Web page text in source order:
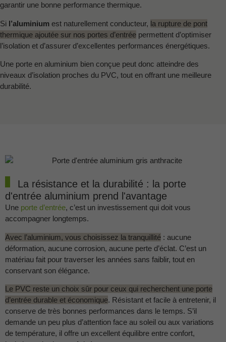
garantir une bonne performance thermique.
Si l’aluminium est naturellement conducteur, la rupture de pont
thermique ajoutée sur nos portes d’entrée permettent d’optimiser
l’isolation et d’assurer d’excellentes performances énergétiques.
Une porte en aluminium bien conçue peut donc atteindre des
niveaux d’isolation proches du PVC, tout en offrant une meilleure
durabilité.
La résistance et la durabilité : la porte
d'entrée aluminium prend l'avantage
Une porte d’entrée, c’est un investissement qui doit vous
accompagner longtemps.
Avec l’aluminium, vous choisissez la tranquillité : aucune
déformation, aucune corrosion, aucune perte d’éclat. C’est un
matériau fait pour traverser les années sans faiblir, tout en
conservant son élégance.
Le PVC reste un choix sûr pour ceux qui recherchent une porte
d’entrée durable et économique. Résistant et facile à entretenir, il
conserve de très bonnes performances dans le temps. S’il
demande un peu plus d’attention face au soleil ou aux variations
de température, il offre un excellent équilibre entre confort,